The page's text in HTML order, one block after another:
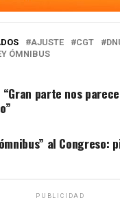
AJUSTE CGT
ÓMNIBUS
parte nos
al Congreso:
PUBLICIDAD